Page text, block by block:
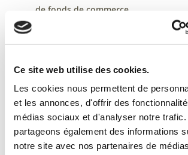
Ce site web utilise des cookies.
Les cookies nous permettent de
et les annonces, d'offrir des
médias sociaux et d'analyser notre trafic.
partageons également des informations
notre site avec nos partenaires de
de fonds de commerce.
De la dissolution et liquidation des
tous les documents nécessaires à la vie